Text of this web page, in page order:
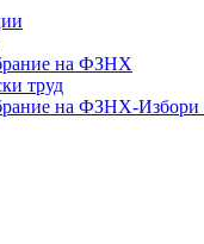
на ФЗНХ
труд
на ФЗНХ-